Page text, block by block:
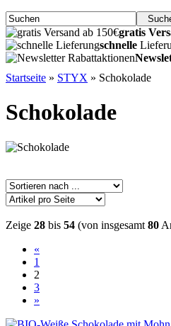
gratis
schnelle
Startseite » STYX » Schokolade
Schokolade
Zeige 28 bis 54 (von insgesamt 80
«
1
2
3
»